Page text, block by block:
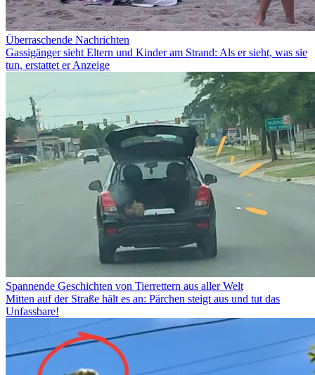
Überraschende Nachrichten
Gassigänger sieht Eltern und Kinder am Strand: Als er sieht, was sie
tun, erstattet er Anzeige
Spannende Geschichten von Tierrettern aus aller Welt
Mitten auf der Straße hält es an: Pärchen steigt aus und tut das
Unfassbare!